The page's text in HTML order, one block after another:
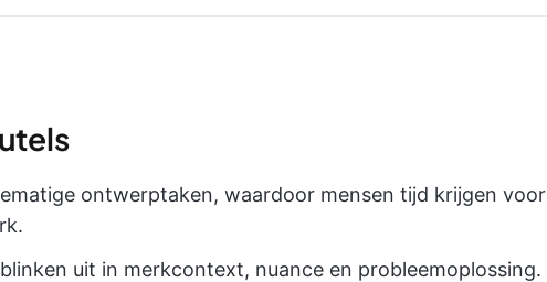
ontwerptaken, waardoor mensen tijd krijgen voor
uit in merkcontext, nuance en probleemoplossing.